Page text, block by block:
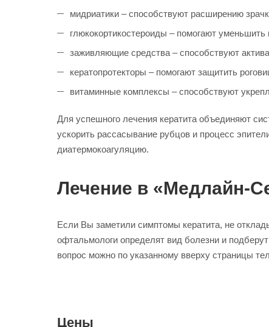
мидриатики – способствуют расширению
глюкокортикостероиды – помогают уменьшить
заживляющие средства – способствуют
кератопротекторы – помогают защитить
витаминные комплексы – способствуют
Для успешного лечения кератита объединяют
ускорить рассасывание рубцов и процесс
диатермокоагуляцию.
Лечение в «Медлайн-
Если Вы заметили симптомы кератита, не
офтальмологи определят вид болезни и
вопрос можно по указанному вверху страницы
Цены